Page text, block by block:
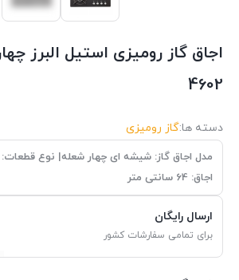
4602
دسته ها:گاز رومیزی
مدل اجاق گاز: شیشه ای چهار شعله| نوع قطعات:
اجاق: 64 سانتی متر
ارسال رایگان
برای تمامی سفارشات کشور